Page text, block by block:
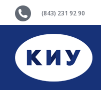
(843) 231 92 90